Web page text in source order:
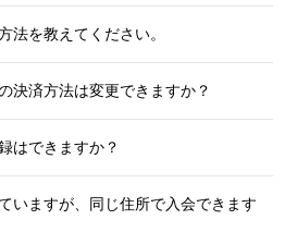
Movie
HAEIN
Magazine
Wallpaper
Special
法を教えてください。
決済方法は変更できますか？
はできますか？
いますが、同じ住所で入会できます